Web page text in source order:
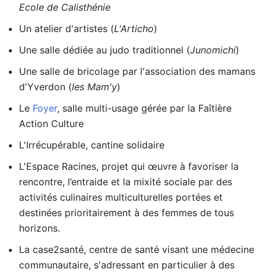
Ecole de Calisthénie
Un atelier d'artistes (L'Articho)
Une salle dédiée au judo traditionnel (Junomichi)
Une salle de bricolage par l'association des mamans
d'Yverdon (les Mam'y)
Le Foyer, salle multi-usage gérée par la Faîtière
Action Culture
L'Irrécupérable, cantine solidaire
L'Espace Racines, projet qui œuvre à favoriser la
rencontre, l’entraide et la mixité sociale par des
activités culinaires multiculturelles portées et
destinées prioritairement à des femmes de tous
horizons.
La case2santé, centre de santé visant une médecine
communautaire, s'adressant en particulier à des